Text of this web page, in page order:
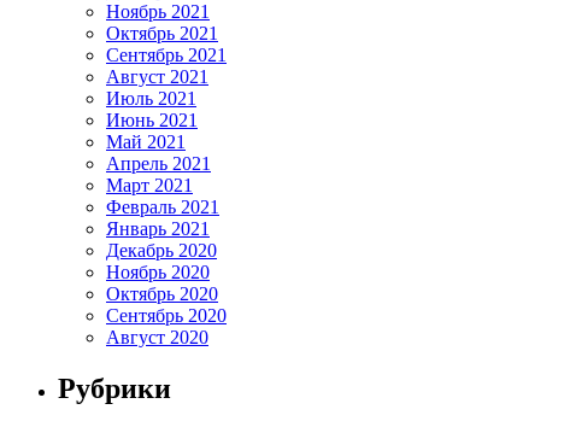
Ноябрь 2021
Октябрь 2021
Сентябрь 2021
Август 2021
Июль 2021
Июнь 2021
Май 2021
Апрель 2021
Март 2021
Февраль 2021
Январь 2021
Декабрь 2020
Ноябрь 2020
Октябрь 2020
Сентябрь 2020
Август 2020
Рубрики